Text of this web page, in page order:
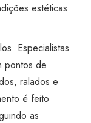
estéticas
Especialistas
pontos de
ralados e
é feito
as